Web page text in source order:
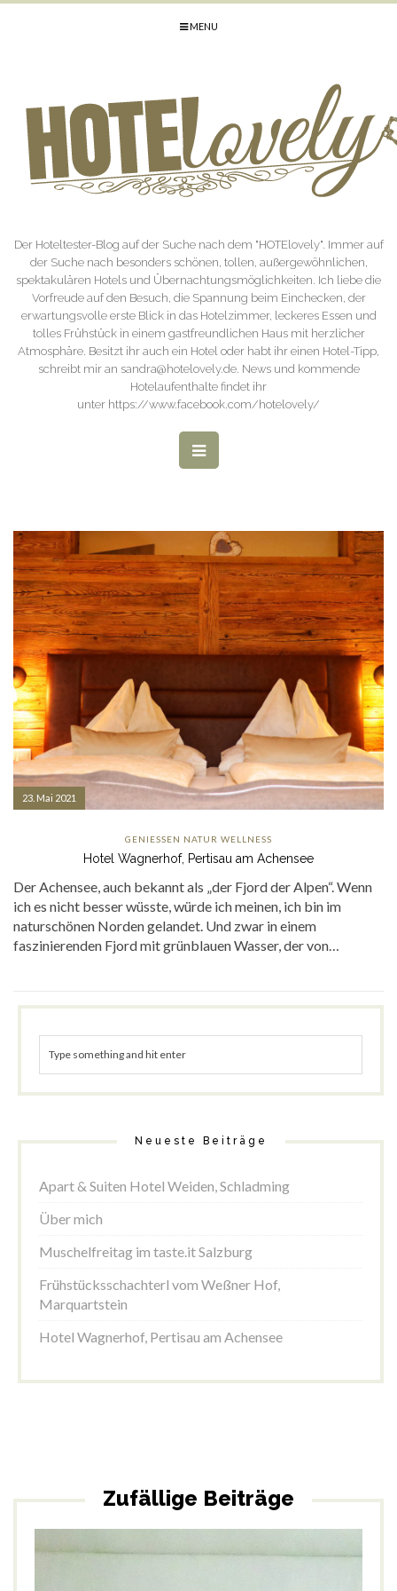
MENU
Der Hoteltester-Blog auf der Suche nach dem "HOTElovely". Immer auf
der Suche nach besonders schönen, tollen, außergewöhnlichen,
spektakulären Hotels und Übernachtungsmöglichkeiten. Ich liebe die
Vorfreude auf den Besuch, die Spannung beim Einchecken, der
erwartungsvolle erste Blick in das Hotelzimmer, leckeres Essen und
tolles Frühstück in einem gastfreundlichen Haus mit herzlicher
Atmosphäre. Besitzt ihr auch ein Hotel oder habt ihr einen Hotel-Tipp,
schreibt mir an sandra@hotelovely.de. News und kommende
Hotelaufenthalte findet ihr
unter https://www.facebook.com/hotelovely/
23. Mai 2021
GENIESSEN NATUR WELLNESS
Hotel Wagnerhof, Pertisau am Achensee
Der Achensee, auch bekannt als „der Fjord der Alpen“. Wenn
ich es nicht besser wüsste, würde ich meinen, ich bin im
naturschönen Norden gelandet. Und zwar in einem
faszinierenden Fjord mit grünblauen Wasser, der von…
Neueste Beiträge
Apart & Suiten Hotel Weiden, Schladming
Über mich
Muschelfreitag im taste.it Salzburg
Frühstücksschachterl vom Weßner Hof,
Marquartstein
Hotel Wagnerhof, Pertisau am Achensee
Zufällige Beiträge